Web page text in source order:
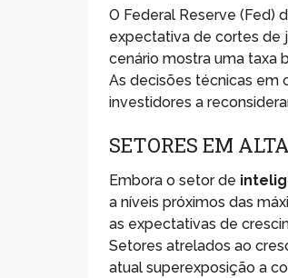
O Federal Reserve (Fed)
expectativa de cortes de
cenário mostra uma taxa
As decisões técnicas em
investidores a
SETORES EM
Embora o setor de
a níveis próximos das
as expectativas de
Setores atrelados ao
atual superexposição a